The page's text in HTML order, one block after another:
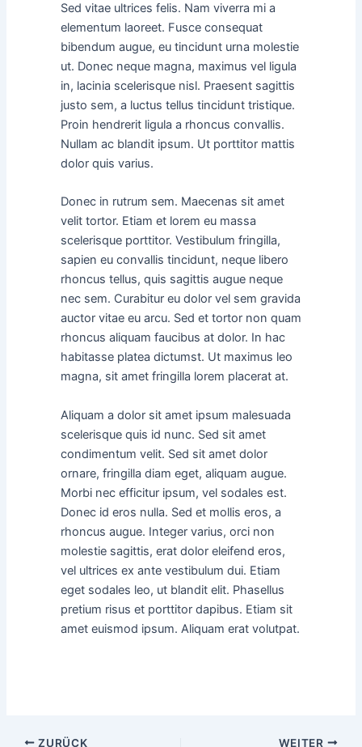
Sed vitae ultrices felis. Nam viverra mi a
elementum laoreet. Fusce consequat
bibendum augue, eu tincidunt urna molestie
ut. Donec neque magna, maximus vel ligula
in, lacinia scelerisque nisl. Praesent sagittis
justo sem, a luctus tellus tincidunt tristique.
Proin hendrerit ligula a rhoncus convallis.
Nullam ac blandit ipsum. Ut porttitor mattis
dolor quis varius.
Donec in rutrum sem. Maecenas sit amet
velit tortor. Etiam et lorem eu massa
scelerisque porttitor. Vestibulum fringilla,
sapien eu convallis tincidunt, neque libero
rhoncus tellus, quis sagittis augue neque
nec sem. Curabitur eu dolor vel sem gravida
auctor vitae eu arcu. Sed et tortor non quam
rhoncus aliquam faucibus at dolor. In hac
habitasse platea dictumst. Ut maximus leo
magna, sit amet fringilla lorem placerat at.
Aliquam a dolor sit amet ipsum malesuada
scelerisque quis id nunc. Sed sit amet
condimentum velit. Sed sit amet dolor
ornare, fringilla diam eget, aliquam augue.
Morbi nec efficitur ipsum, vel sodales est.
Donec id eros nulla. Sed et mollis eros, a
rhoncus augue. Integer varius, orci non
molestie sagittis, erat dolor eleifend eros,
vel ultrices ex ante vestibulum dui. Etiam
eget sodales leo, ut blandit elit. Phasellus
pretium risus et porttitor dapibus. Etiam sit
amet euismod ipsum. Aliquam erat volutpat.
Beitragsnavigation
ZURÜCK WEITER